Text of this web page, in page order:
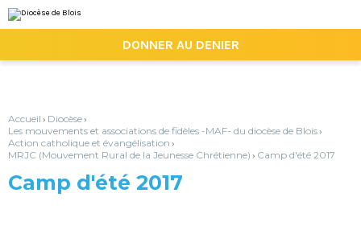
au
contenu.
la
personnels
DONNER AU DENIER
Accueil › Diocèse›
Les mouvements et associations de fidèles -MAF- du diocèse de Blois›
Action catholique et évangélisation ›
MRJC (Mouvement Rural de la Jeunesse Chrétienne) › Camp d'été 2017
Camp d'été 2017